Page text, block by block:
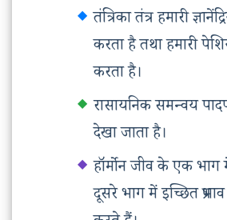
तंत्रिका तंत्र हमारी
करता है तथा हमारी
करता है।
रासायनिक समन्वय
देखा जाता है।
हॉर्मोन जीव के एक भाग
दूसरे भाग में इच्छित